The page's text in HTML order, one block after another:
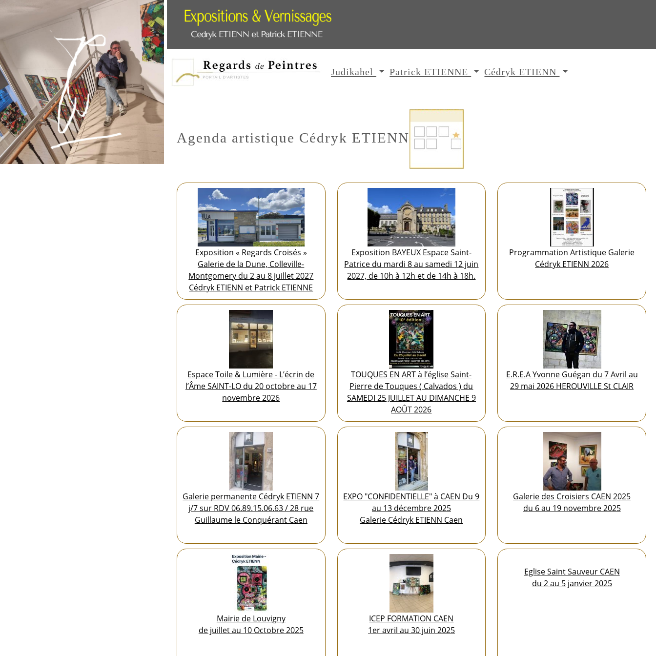
Judikahel Patrick ETIENNE Cédryk ETIENN
Agenda artistique Cédryk ETIENN
Exposition « Regards Croisés »
Galerie de la Dune, Colleville-
Montgomery du 2 au 8 juillet 2027
Cédryk ETIENN et Patrick ETIENNE
Exposition BAYEUX Espace Saint-
Patrice du mardi 8 au samedi 12 juin
2027, de 10h à 12h et de 14h à 18h.
Programmation Artistique Galerie
Cédryk ETIENN 2026
Espace Toile & Lumière - L’écrin de
l’Âme SAINT-LO du 20 octobre au 17
novembre 2026
TOUQUES EN ART à l’église Saint-
Pierre de Touques ( Calvados ) du
SAMEDI 25 JUILLET AU DIMANCHE 9
AOÛT 2026
E.R.E.A Yvonne Guégan du 7 Avril au
29 mai 2026 HEROUVILLE St CLAIR
Galerie permanente Cédryk ETIENN 7
j/7 sur RDV 06.89.15.06.63 / 28 rue
Guillaume le Conquérant Caen
EXPO "CONFIDENTIELLE" à CAEN Du 9
au 13 décembre 2025
Galerie Cédryk ETIENN Caen
Galerie des Croisiers CAEN 2025
du 6 au 19 novembre 2025
Mairie de Louvigny
de juillet au 10 Octobre 2025
ICEP FORMATION CAEN
1er avril au 30 juin 2025
Eglise Saint Sauveur CAEN
du 2 au 5 janvier 2025